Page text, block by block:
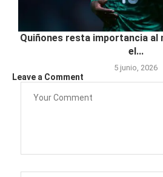
Quiñones resta importancia al
el...
5 junio, 2026
Leave a Comment